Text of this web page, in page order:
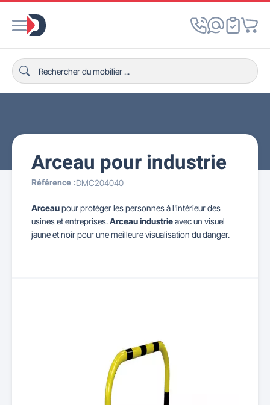
Arceau pour industrie
Référence :DMC204040
Arceaupour protéger les personnes à l'intérieur des
usines et entreprises.Arceau industrieavec un visuel
jaune et noir pour une meilleure visualisation du danger.